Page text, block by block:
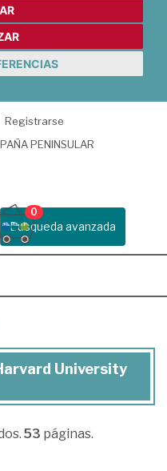
Registrarse
PENINSULAR
Busqueda avanzada
0
University
53 páginas.